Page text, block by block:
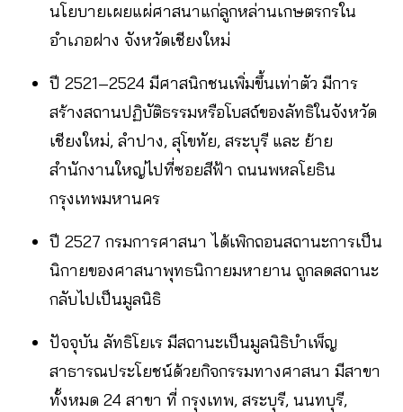
นโยบายเผยแผ่ศาสนาแก่ลูกหล่านเกษตรกรใน
อำเภอฝาง จังหวัดเชียงใหม่
ปี 2521–2524 มีศาสนิกชนเพิ่มขึ้นเท่าตัว มีการ
สร้างสถานปฏิบัติธรรมหรือโบสถ์ของลัทธิในจังหวัด
เชียงใหม่, ลำปาง, สุโขทัย, สระบุรี และ ย้าย
สำนักงานใหญ่ไปที่ซอยสีฟ้า ถนนพหลโยธิน
กรุงเทพมหานคร
ปี 2527 กรมการศาสนา ได้เพิกถอนสถานะการเป็น
นิกายของศาสนาพุทธนิกายมหายาน ถูกลดสถานะ
กลับไปเป็นมูลนิธิ
ปัจจุบัน ลัทธิโยเร มีสถานะเป็นมูลนิธิบำเพ็ญ
สาธารณประโยชน์ด้วยกิจกรรมทางศาสนา มีสาขา
ทั้งหมด 24 สาขา ที่ กรุงเทพ, สระบุรี, นนทบุรี,